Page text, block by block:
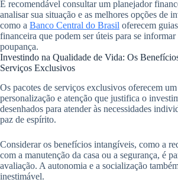
É recomendável consultar um planejador
analisar sua situação e as melhores opções de
como a Banco Central do Brasil oferecem
financeira que podem ser úteis para se
poupança.
Investindo na Qualidade de Vida: Os
Serviços Exclusivos
Os pacotes de serviços exclusivos oferecem
personalização e atenção que justifica o
desenhados para atender às necessidades
paz de espírito.
Considerar os benefícios intangíveis, como a
com a manutenção da casa ou a segurança, é
avaliação. A autonomia e a socialização
inestimável.